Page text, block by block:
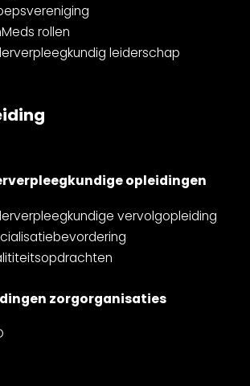
rollen
leiderschap
opleidingen
vervolgopleiding
zorgorganisaties